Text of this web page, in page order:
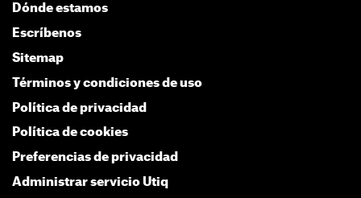
Dónde estamos
Escríbenos
Sitemap
Términos y condiciones de uso
Política de privacidad
Política de cookies
Preferencias de privacidad
Administrar servicio Utiq